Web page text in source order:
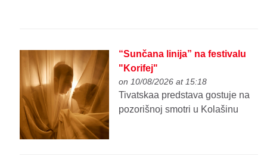
“Sunčana linija” na festivalu
"Korifej"
on 10/08/2026 at 15:18
Tivatskaa predstava gostuje na
pozorišnoj smotri u Kolašinu